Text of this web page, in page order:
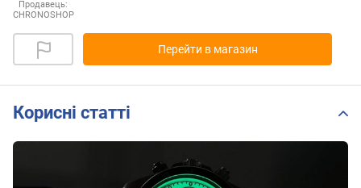
Продавець:
CHRONOSHOP
Перейти в магазин
Корисні статті